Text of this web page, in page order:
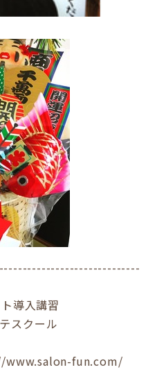
導入講習
スクール
fun.com/